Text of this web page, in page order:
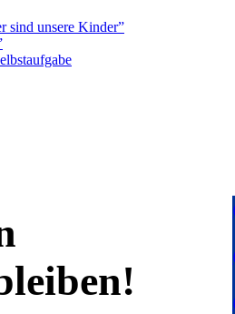
sind unsere Kinder”